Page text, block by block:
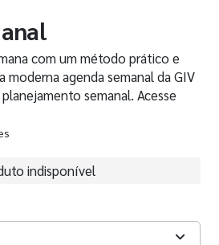
com um método prático e
agenda semanal da GIV
semanal. Acesse
indisponível